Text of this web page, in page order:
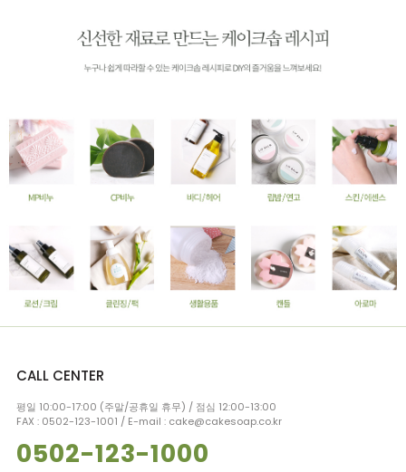
CALL CENTER
평일 10:00-17:00 (주말/공휴일 휴무) / 점심 12:00-13:00
FAX : 0502-123-1001 / E-mail : cake@cakesoap.co.kr
0502-123-1000